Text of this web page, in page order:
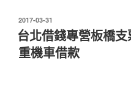
發
佈
於
2017-03-31
台北借錢專營板橋
重機車借款